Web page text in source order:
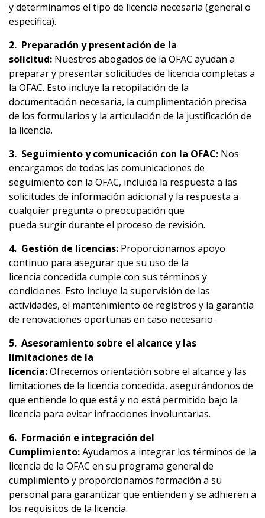
y determinamos el tipo de licencia necesaria (general o
específica).
2. Preparación ypresentación de la
solicitud: Nuestros abogados de la OFAC ayudan a
preparar y presentar solicitudes de licencia completas a
la OFAC. Esto incluye la recopilación de la
documentación necesaria, la cumplimentación precisa
de los formularios y la articulación de la justificación de
la licencia.
3. Seguimientoycomunicación con la OFAC: Nos
encargamos de todas las comunicaciones de
seguimiento con la OFAC, incluida la respuesta a las
solicitudes de información adicional y la respuesta a
cualquier pregunta o preocupación que
pueda surgir durante el proceso de revisión.
4. Gestión de licencias: Proporcionamos apoyo
continuo para asegurar que su uso de la
licencia concedida cumple con sus términos y
condiciones. Esto incluye la supervisión de las
actividades, el mantenimiento de registros y la garantía
de renovaciones oportunas en caso necesario.
5. Asesoramiento sobre el alcance y las
limitaciones de la
licencia:Ofrecemos orientación sobre el alcance y las
limitaciones de la licencia concedida, asegurándonos de
que entiende lo que está y no está permitido bajo la
licencia para evitar infracciones involuntarias.
6. Formación e integración del
Cumplimiento:Ayudamos a integrar los términos de la
licencia de la OFAC en su programa general de
cumplimiento y proporcionamos formación a su
personal para garantizar que entienden y se adhieren a
los requisitos de la licencia.